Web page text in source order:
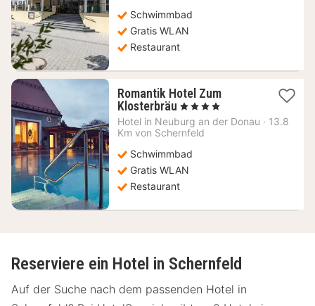
€
Schwimmbad
Gratis WLAN
Restaurant
Romantik Hotel Zum
Klosterbräu 1
Nacht
ab
€
, 4 Sterne
Hotel in Neuburg an der Donau · 13.8
Km von Schernfeld
Schwimmbad
Gratis WLAN
Restaurant
Reserviere ein Hotel in Schernfeld
Auf der Suche nach dem passenden Hotel in